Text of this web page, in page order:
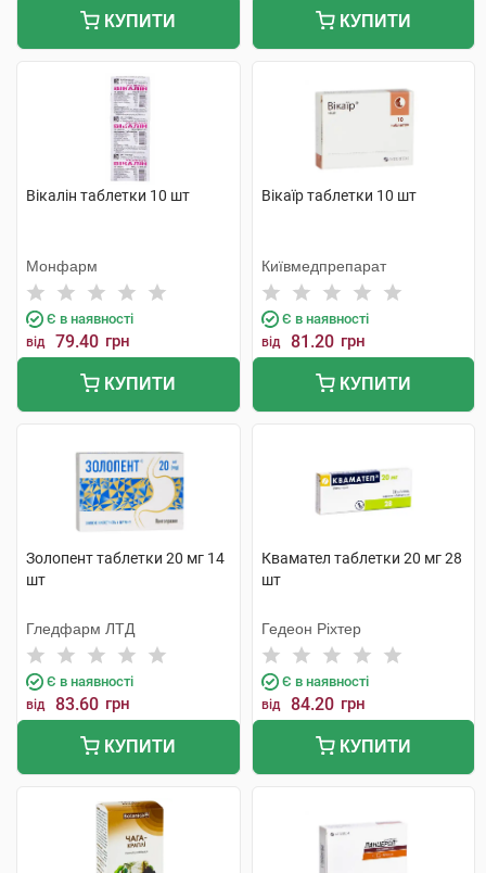
КУПИТИ КУПИТИ
Вікалін таблетки 10 шт
Монфарм
Є в наявності
від 79.40 грн
КУПИТИ
Вікаїр таблетки 10 шт
Київмедпрепарат
Є в наявності
від 81.20 грн
КУПИТИ
Золопент таблетки 20 мг 14
шт
Гледфарм ЛТД
Є в наявності
від 83.60 грн
КУПИТИ
Квамател таблетки 20 мг 28
шт
Гедеон Ріхтер
Є в наявності
від 84.20 грн
КУПИТИ